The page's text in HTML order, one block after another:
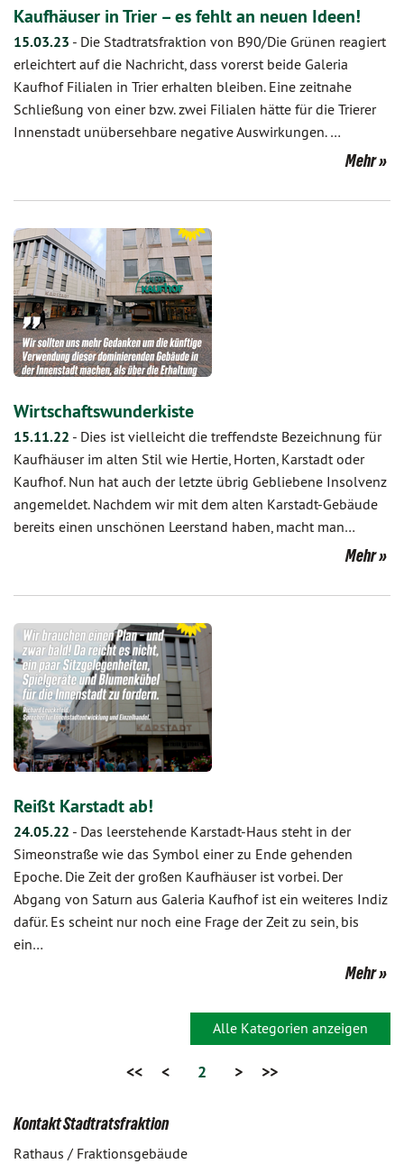
Kaufhäuser in Trier – es fehlt an neuen Ideen!
15.03.23 - Die Stadtratsfraktion von B90/Die Grünen reagiert
erleichtert auf die Nachricht, dass vorerst beide Galeria
Kaufhof Filialen in Trier erhalten bleiben. Eine zeitnahe
Schließung von einer bzw. zwei Filialen hätte für die Trierer
Innenstadt unübersehbare negative Auswirkungen. …
Mehr
Wirtschaftswunderkiste
15.11.22 - Dies ist vielleicht die treffendste Bezeichnung für
Kaufhäuser im alten Stil wie Hertie, Horten, Karstadt oder
Kaufhof. Nun hat auch der letzte übrig Gebliebene Insolvenz
angemeldet. Nachdem wir mit dem alten Karstadt-Gebäude
bereits einen unschönen Leerstand haben, macht man…
Mehr
Reißt Karstadt ab!
24.05.22 - Das leerstehende Karstadt-Haus steht in der
Simeonstraße wie das Symbol einer zu Ende gehenden
Epoche. Die Zeit der großen Kaufhäuser ist vorbei. Der
Abgang von Saturn aus Galeria Kaufhof ist ein weiteres Indiz
dafür. Es scheint nur noch eine Frage der Zeit zu sein, bis
ein…
Mehr
Alle Kategorien anzeigen
<< < 2 > >>
Kontakt Stadtratsfraktion
Rathaus / Fraktionsgebäude